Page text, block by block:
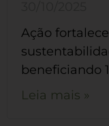
Ação
beneficiando
Leia mais »